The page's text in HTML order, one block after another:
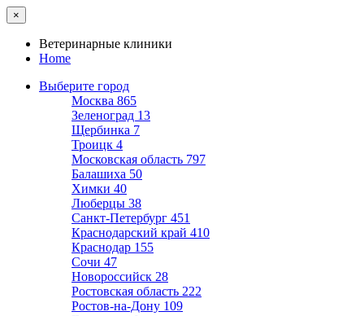
×
Ветеринарные клиники
Home
Выберите город
Москва 865
Зеленоград 13
Щербинка 7
Троицк 4
Московская область 797
Балашиха 50
Химки 40
Люберцы 38
Санкт-Петербург 451
Краснодарский край 410
Краснодар 155
Сочи 47
Новороссийск 28
Ростовская область 222
Ростов-на-Дону 109